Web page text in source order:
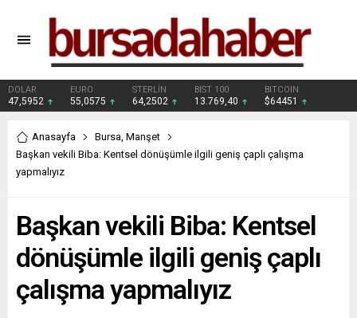
DOLAR
47,5952
EURO
55,0575
STERLİN
64,2502
BIST 100
13.769,40
BITCOIN
$64451
Anasayfa Bursa, Manşet
Başkan vekili Biba: Kentsel dönüşümle ilgili geniş çaplı çalışma
yapmalıyız
Başkan vekili Biba: Kentsel
dönüşümle ilgili geniş çaplı
çalışma yapmalıyız